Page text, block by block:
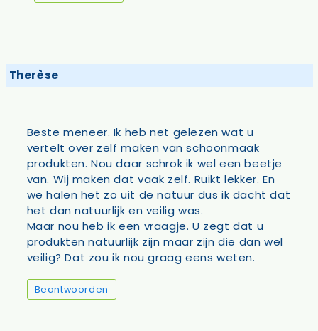
Therèse
Beste meneer. Ik heb net gelezen wat u
vertelt over zelf maken van schoonmaak
produkten. Nou daar schrok ik wel een beetje
van. Wij maken dat vaak zelf. Ruikt lekker. En
we halen het zo uit de natuur dus ik dacht dat
het dan natuurlijk en veilig was.
Maar nou heb ik een vraagje. U zegt dat u
produkten natuurlijk zijn maar zijn die dan wel
veilig? Dat zou ik nou graag eens weten.
Beantwoorden